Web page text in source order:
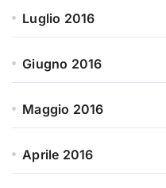
Luglio 2016
Giugno 2016
Maggio 2016
Aprile 2016